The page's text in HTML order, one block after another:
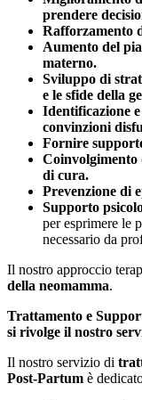
prendere
Rafforzamento
Aumento del
materno.
Sviluppo di
e le sfide della
Identificazione
convinzioni
Fornire
Coinvolgimento
di cura.
Prevenzione di
Supporto
per esprimere le
necessario da
Il nostro approccio
della neomamma.
Trattamento e
si rivolge il nostro
Il nostro servizio di
Post-Partum è